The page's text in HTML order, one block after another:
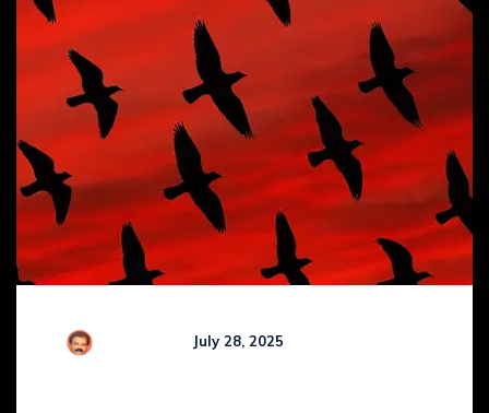
July 28, 2025